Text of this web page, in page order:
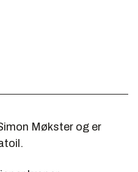
Møkster og er